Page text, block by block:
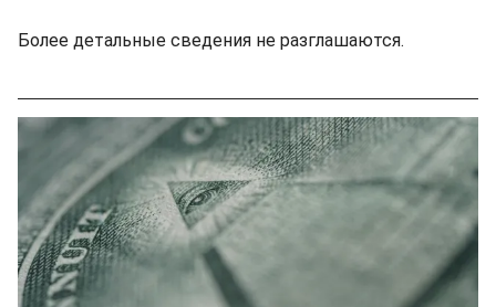
Более детальные сведения не разглашаются.